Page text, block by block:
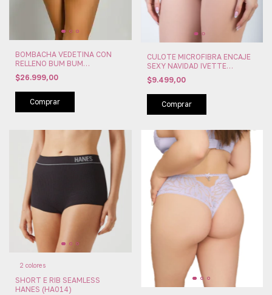
BOMBACHA VEDETINA CON
RELLENO BUM BUM
MENDAFACIL (MEN5300)
$26.999,00
Comprar
CULOTE MICROFIBRA ENCAJE
SEXY NAVIDAD IVETTE
(IVEN0844)
$9.499,00
Comprar
2 colores
SHORT E RIB SEAMLESS
HANES (HA014)